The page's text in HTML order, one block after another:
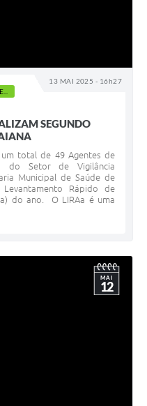
13 MAI 2025 - 16h27
SEGUNDO
total de 49 Agentes de
do Setor de Vigilância
Municipal de Saúde de
Rápido de
do ano. O LIRAa é uma
MAI
12